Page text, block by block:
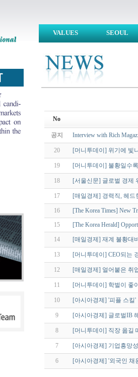
VALUES SEOUL
No
공지 Interview with Rich
20 [머니투데이] 위기에 빛
19 [머니투데이] 불황일수
18 [서울신문] 글로벌 경제
17 [매일경제] 경력직, 헤
16
[The Korea Times] New
15
[The Korea Herald]
14 [매일경제] 재계 불황대
13 [머니투데이] CEO되는
12 [매일경제] 얼어붙은 취
11 [머니투데이] 학벌이 좋
10 [아시아경제] '피플 스
9 [아시아경제] 글로벌IB
8 [머니투데이] 직장 옮길
7 [아시아경제] 기업흥망
6 [아시아경제] '외국인